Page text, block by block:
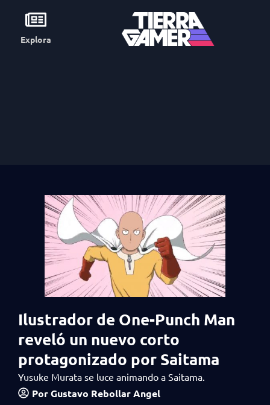
Explora
Ilustrador de One-Punch Man
reveló un nuevo corto
protagonizado por Saitama
Yusuke Murata se luce animando a Saitama.
PorGustavo Rebollar Angel